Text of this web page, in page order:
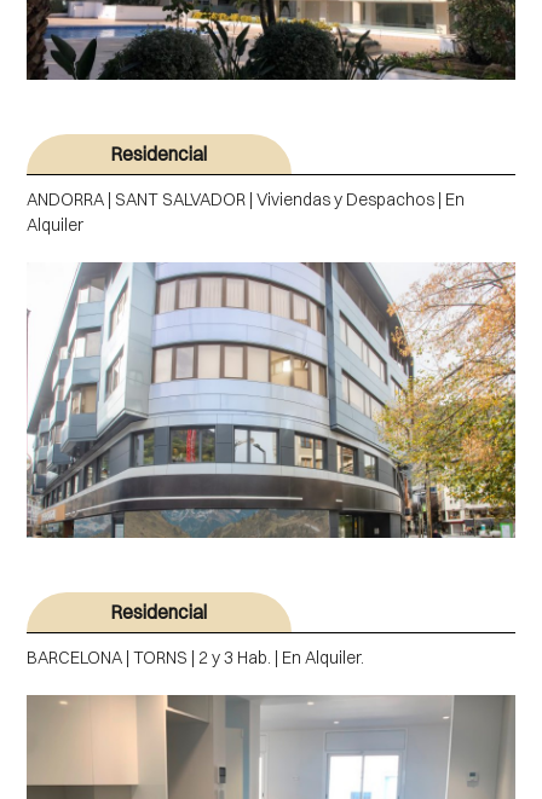
Residencial
ANDORRA | SANT SALVADOR | Viviendas y Despachos | En
Alquiler
Residencial
BARCELONA | TORNS | 2 y 3 Hab. | En Alquiler.